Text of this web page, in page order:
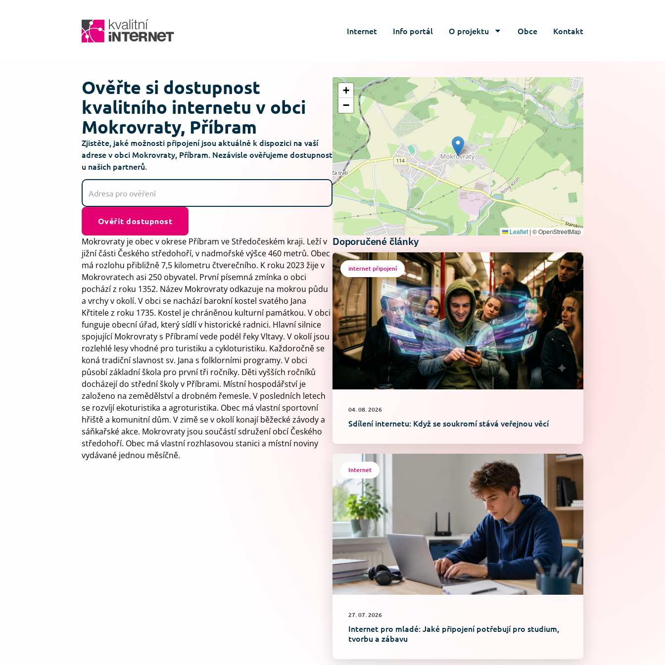
Internet Info portál O projektu Obce Kontakt
Ověřte si dostupnost
kvalitního internetu v obci
Mokrovraty, Příbram
Zjistěte, jaké možnosti připojení jsou aktuálně k dispozici na vaší
adrese v obci Mokrovraty, Příbram. Nezávisle ověřujeme dostupnost
u našich partnerů.
Ověřit dostupnost
+
−
Leaflet | © OpenStreetMap
Mokrovraty je obec v okrese Příbram ve Středočeském kraji. Leží v
jižní části Českého středohoří, v nadmořské výšce 460 metrů. Obec
má rozlohu přibližně 7,5 kilometru čtverečního. K roku 2023 žije v
Mokrovratech asi 250 obyvatel. První písemná zmínka o obci
pochází z roku 1352. Název Mokrovraty odkazuje na mokrou půdu
a vrchy v okolí. V obci se nachází barokní kostel svatého Jana
Křtitele z roku 1735. Kostel je chráněnou kulturní památkou. V obci
funguje obecní úřad, který sídlí v historické radnici. Hlavní silnice
spojující Mokrovraty s Příbramí vede podél řeky Vltavy. V okolí jsou
rozlehlé lesy vhodné pro turistiku a cykloturistiku. Každoročně se
koná tradiční slavnost sv. Jana s folklorními programy. V obci
působí základní škola pro první tři ročníky. Děti vyšších ročníků
docházejí do střední školy v Příbrami. Místní hospodářství je
založeno na zemědělství a drobném řemesle. V posledních letech
se rozvíjí ekoturistika a agroturistika. Obec má vlastní sportovní
hřiště a komunitní dům. V zimě se v okolí konají běžecké závody a
sáňkařské akce. Mokrovraty jsou součástí sdružení obcí Českého
středohoří. Obec má vlastní rozhlasovou stanici a místní noviny
vydávané jednou měsíčně.
Doporučené články
internet připojení
04. 08. 2026
Sdílení internetu: Když se soukromí stává veřejnou věcí
Internet
27. 07. 2026
Internet pro mladé: Jaké připojení potřebují pro studium,
tvorbu a zábavu